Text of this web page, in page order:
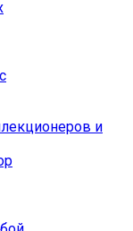
и